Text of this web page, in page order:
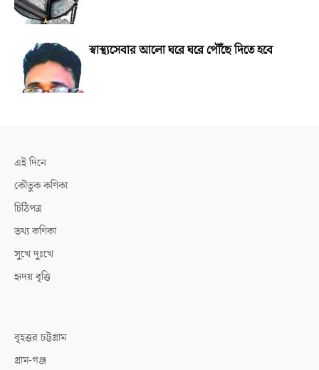
স্বাস্থ্যসেবার আলো ঘরে ঘরে পৌঁছে দিতে হবে
এই দিনে
কৌতুক কণিকা
চিঠিপত্র
তথ্য কণিকা
সুখে দুঃখে
হৃদয় বৃত্তি
বৃহত্তর চট্টগ্রাম
গ্রাম-গঞ্জ